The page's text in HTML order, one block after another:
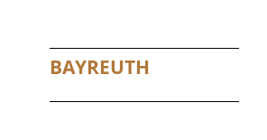
BAYREUTH